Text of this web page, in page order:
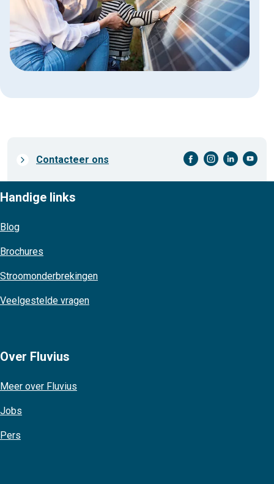
Prefooter
Contacteer ons facebook-cirkel instagram-cirkel linkedin-cirkel youtube-cirkel
Handige links
Blog
Brochures
Stroomonderbrekingen
Veelgestelde vragen
Over Fluvius
Meer over Fluvius
Jobs
Pers